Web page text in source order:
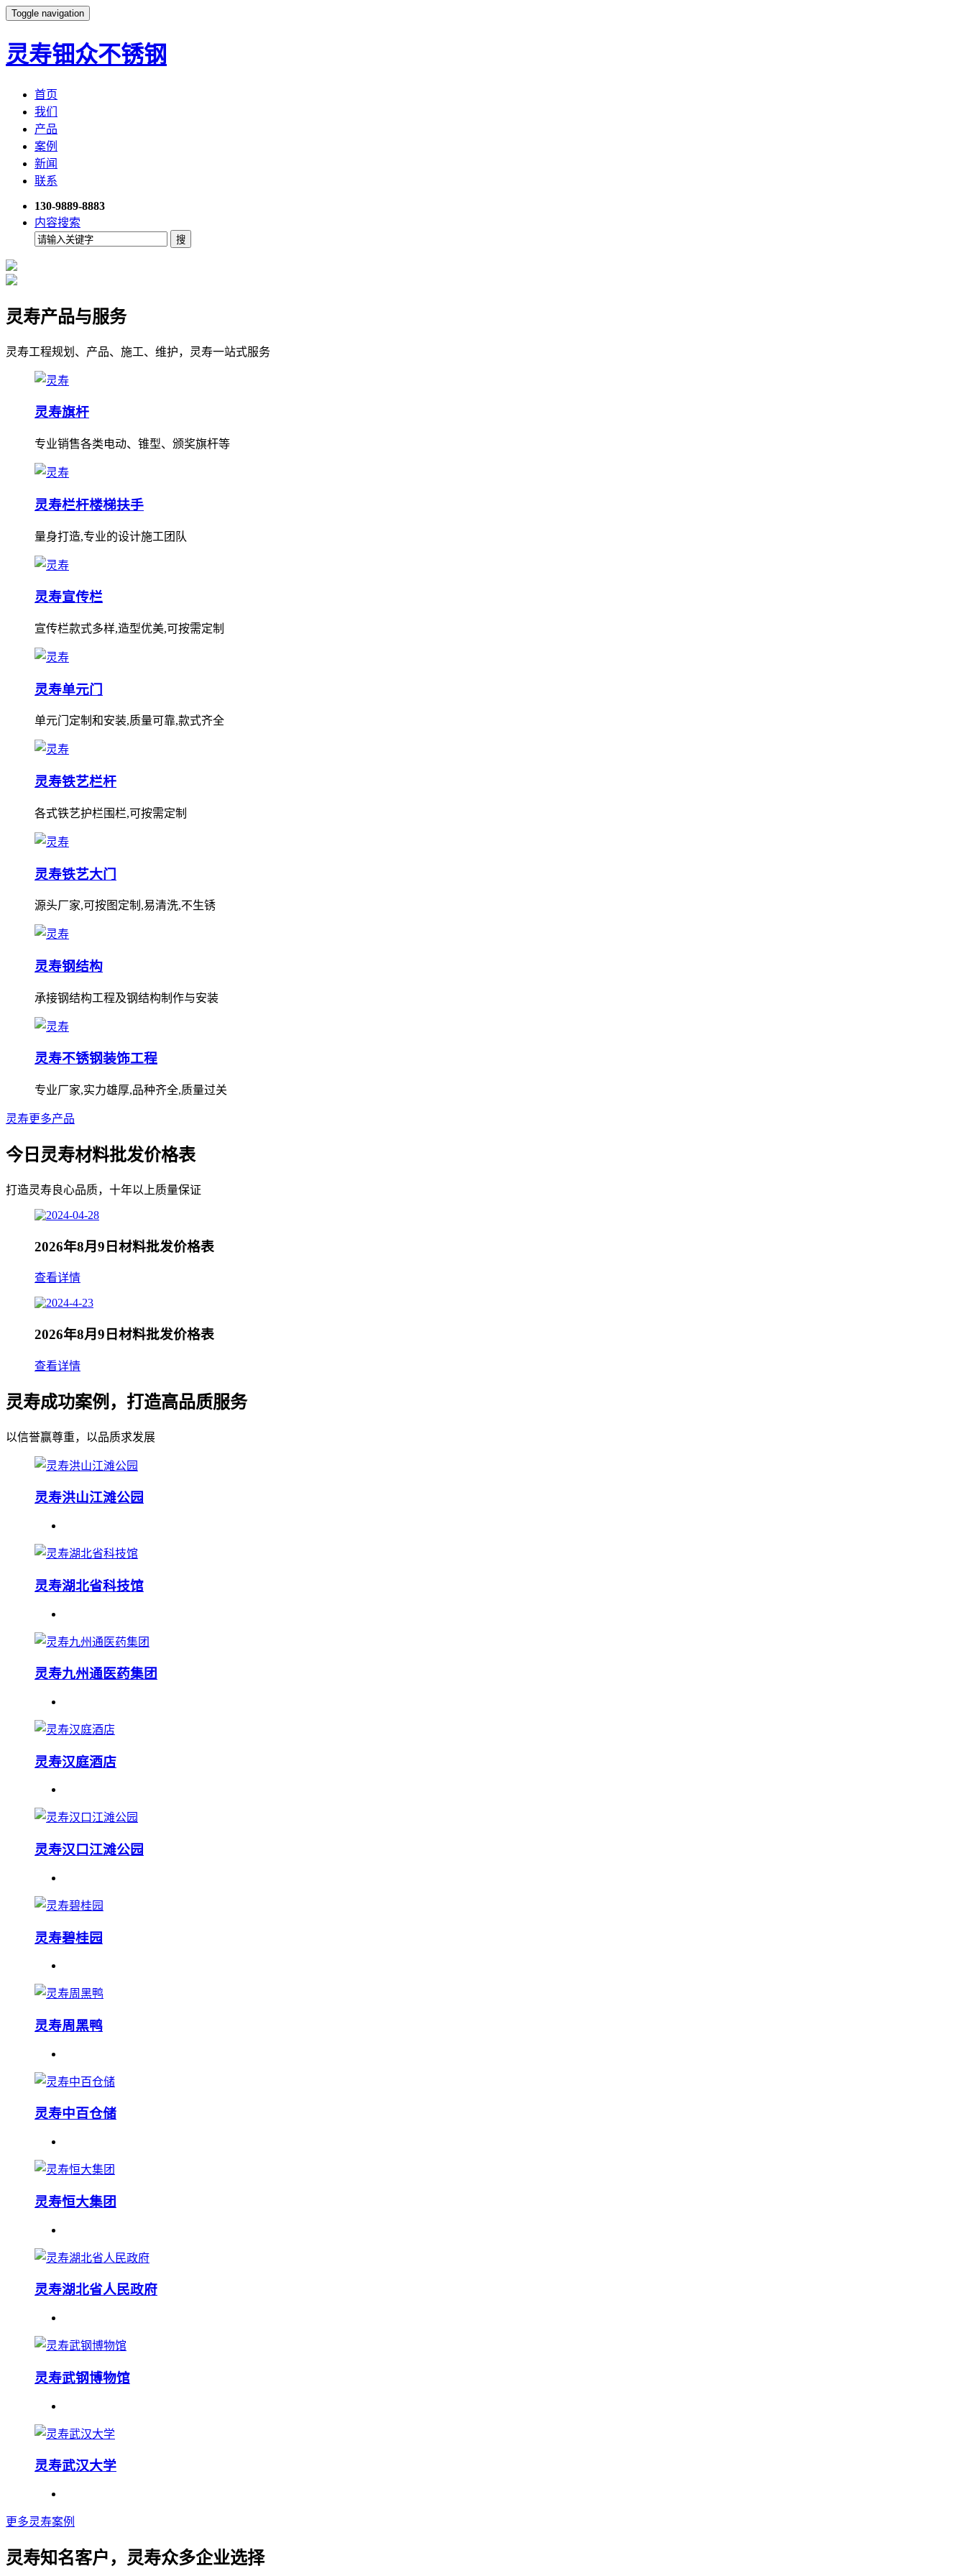
Toggle navigation
灵寿钿众不锈钢
首页
我们
产品
案例
新闻
联系
130-9889-8883
内容搜索
灵寿产品与服务
灵寿工程规划、产品、施工、维护，灵寿一站式服务
灵寿旗杆
专业销售各类电动、锥型、颁奖旗杆等
灵寿栏杆楼梯扶手
量身打造,专业的设计施工团队
灵寿宣传栏
宣传栏款式多样,造型优美,可按需定制
灵寿单元门
单元门定制和安装,质量可靠,款式齐全
灵寿铁艺栏杆
各式铁艺护栏围栏,可按需定制
灵寿铁艺大门
源头厂家,可按图定制,易清洗,不生锈
灵寿钢结构
承接钢结构工程及钢结构制作与安装
灵寿不锈钢装饰工程
专业厂家,实力雄厚,品种齐全,质量过关
灵寿更多产品
今日灵寿材料批发价格表
打造灵寿良心品质，十年以上质量保证
2026年8月9日材料批发价格表
查看详情
2026年8月9日材料批发价格表
查看详情
灵寿成功案例，打造高品质服务
以信誉赢尊重，以品质求发展
灵寿洪山江滩公园
灵寿湖北省科技馆
灵寿九州通医药集团
灵寿汉庭酒店
灵寿汉口江滩公园
灵寿碧桂园
灵寿周黑鸭
灵寿中百仓储
灵寿恒大集团
灵寿湖北省人民政府
灵寿武钢博物馆
灵寿武汉大学
更多灵寿案例
灵寿知名客户，灵寿众多企业选择